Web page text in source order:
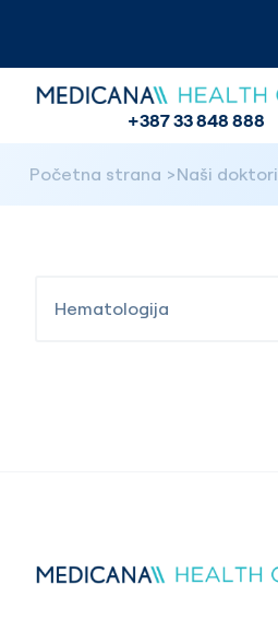
+387 33 848 888
Početna strana Naši doktori
Hematologija